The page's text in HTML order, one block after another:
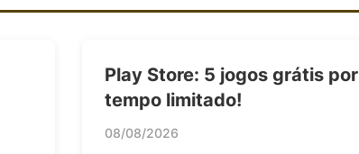
Play Store: 5 jogos grátis por
tempo limitado!
08/08/2026